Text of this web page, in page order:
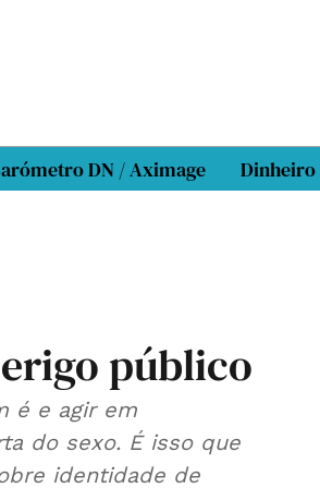
DN / Aximage Dinheiro
público
é e agir em
do sexo. É isso que
identidade de